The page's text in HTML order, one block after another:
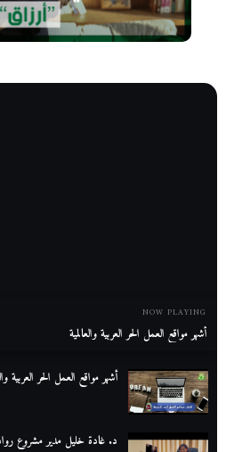
NOW PLAYING
أشهر مواقع العمل الحر العربية والعالمية
أشهر مواقع العمل الحر العربية
د. غادة خليل مدير مشروع رواد 2023 في حوار خاص مع